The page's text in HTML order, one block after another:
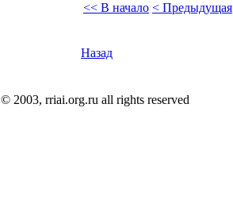
<< В начало < Предыдущая
Назад
© 2003, rriai.org.ru all rights reserved